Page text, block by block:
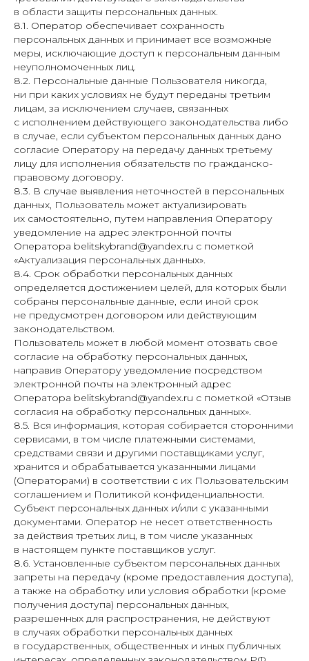
в области защиты персональных данных.
8.1. Оператор обеспечивает сохранность
персональных данных и принимает все возможные
меры, исключающие доступ к персональным данным
неуполномоченных лиц.
8.2. Персональные данные Пользователя никогда,
ни при каких условиях не будут переданы третьим
лицам, за исключением случаев, связанных
с исполнением действующего законодательства либо
в случае, если субъектом персональных данных дано
согласие Оператору на передачу данных третьему
лицу для исполнения обязательств по гражданско-
правовому договору.
8.3. В случае выявления неточностей в персональных
данных, Пользователь может актуализировать
их самостоятельно, путем направления Оператору
уведомление на адрес электронной почты
Оператора belitskybrand@yandex.ru с пометкой
«Актуализация персональных данных».
8.4. Срок обработки персональных данных
определяется достижением целей, для которых были
собраны персональные данные, если иной срок
не предусмотрен договором или действующим
законодательством.
Пользователь может в любой момент отозвать свое
согласие на обработку персональных данных,
направив Оператору уведомление посредством
электронной почты на электронный адрес
Оператора belitskybrand@yandex.ru с пометкой «Отзыв
согласия на обработку персональных данных».
8.5. Вся информация, которая собирается сторонними
сервисами, в том числе платежными системами,
средствами связи и другими поставщиками услуг,
хранится и обрабатывается указанными лицами
(Операторами) в соответствии с их Пользовательским
соглашением и Политикой конфиденциальности.
Субъект персональных данных и/или с указанными
документами. Оператор не несет ответственность
за действия третьих лиц, в том числе указанных
в настоящем пункте поставщиков услуг.
8.6. Установленные субъектом персональных данных
запреты на передачу (кроме предоставления доступа),
а также на обработку или условия обработки (кроме
получения доступа) персональных данных,
разрешенных для распространения, не действуют
в случаях обработки персональных данных
в государственных, общественных и иных публичных